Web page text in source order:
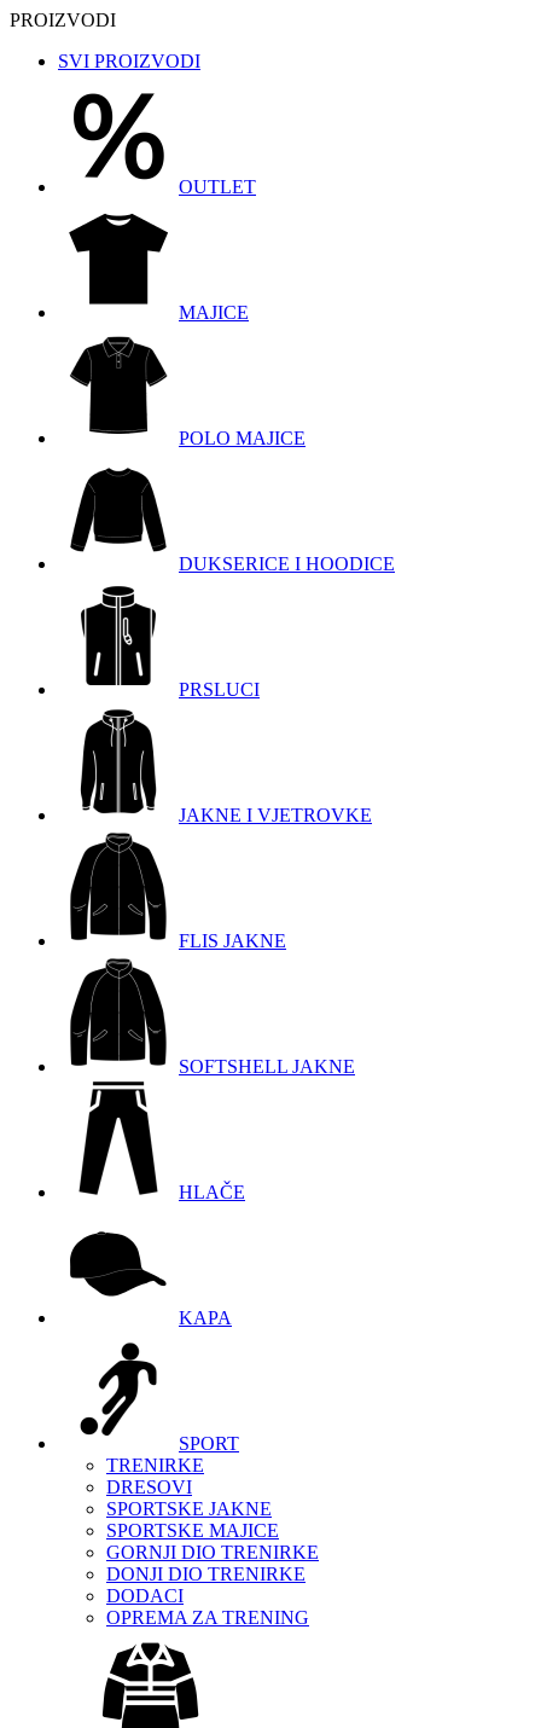
PROIZVODI
SVI PROIZVODI
OUTLET
MAJICE
POLO MAJICE
DUKSERICE I HOODICE
PRSLUCI
JAKNE I VJETROVKE
FLIS JAKNE
SOFTSHELL JAKNE
HLAČE
KAPA
SPORT
TRENIRKE
DRESOVI
SPORTSKE JAKNE
SPORTSKE MAJICE
GORNJI DIO TRENIRKE
DONJI DIO TRENIRKE
DODACI
OPREMA ZA TRENING